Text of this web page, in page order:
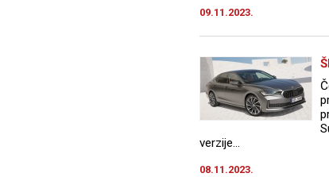
09.11.2023.
verzije...
08.11.2023.